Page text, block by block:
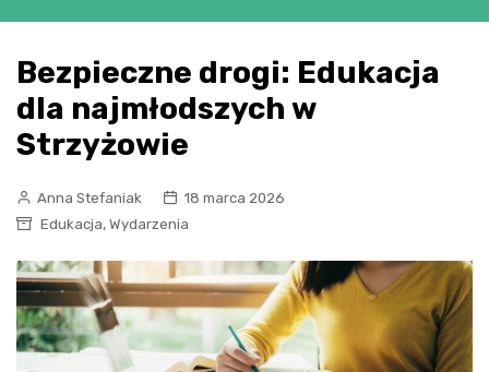
Bezpieczne drogi: Edukacja
dla najmłodszych w
Strzyżowie
Anna Stefaniak
18 marca 2026
Edukacja, Wydarzenia